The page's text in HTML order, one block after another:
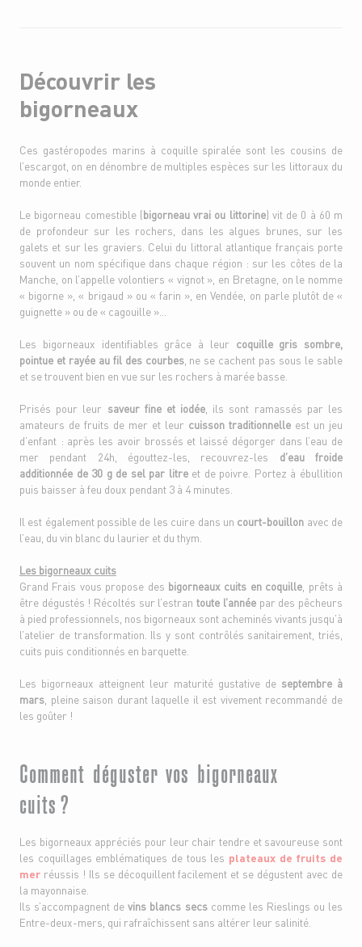
Découvrir les
bigorneaux
Ces gastéropodes marins à coquille spiralée sont les cousins de
l’escargot, on en dénombre de multiples espèces sur les littoraux du
monde entier.
Le bigorneau comestible (bigorneau vrai ou littorine) vit de 0 à 60 m
de profondeur sur les rochers, dans les algues brunes, sur les
galets et sur les graviers. Celui du littoral atlantique français porte
souvent un nom spécifique dans chaque région : sur les côtes de la
Manche, on l’appelle volontiers « vignot », en Bretagne, on le nomme
« bigorne », « brigaud » ou « farin », en Vendée, on parle plutôt de «
guignette » ou de « cagouille »…
Les bigorneaux identifiables grâce à leur coquille gris sombre,
pointue et rayée au fil des courbes, ne se cachent pas sous le sable
et se trouvent bien en vue sur les rochers à marée basse.
Prisés pour leur saveur fine et iodée , ils sont ramassés par les
amateurs de fruits de mer et leur cuisson traditionnelle est un jeu
d’enfant : après les avoir brossés et laissé dégorger dans l’eau de
mer pendant 24h, égouttez-les, recouvrez-les d’eau froide
additionnée de 30 g de sel par litreet de poivre. Portez à ébullition
puis baisser à feu doux pendant 3 à 4 minutes.
Il est également possible de les cuire dans un court-bouillon avec de
l’eau, du vin blanc du laurier et du thym.
Les bigorneaux cuits
Grand Frais vous propose des bigorneaux cuits en coquille , prêts à
être dégustés ! Récoltés sur l’estrantoute l’annéepar des pêcheurs
à pied professionnels, nos bigorneaux sont acheminés vivants jusqu’à
l’atelier de transformation. Ils y sont contrôlés sanitairement, triés,
cuits puis conditionnés en barquette.
Les bigorneaux atteignent leur maturité gustative de septembre à
mars , pleine saison durant laquelle il est vivement recommandé de
les goûter !
Comment déguster vos bigorneaux
cuits ?
Les bigorneaux appréciés pour leur chair tendre et savoureuse sont
les coquillages emblématiques de tous les plateaux de fruits de
mer réussis ! Ils se décoquillent facilement et se dégustent avec de
la mayonnaise.
Ils s’accompagnent devins blancs secscomme les Rieslings ou les
Entre-deux-mers, qui rafraîchissent sans altérer leur salinité.